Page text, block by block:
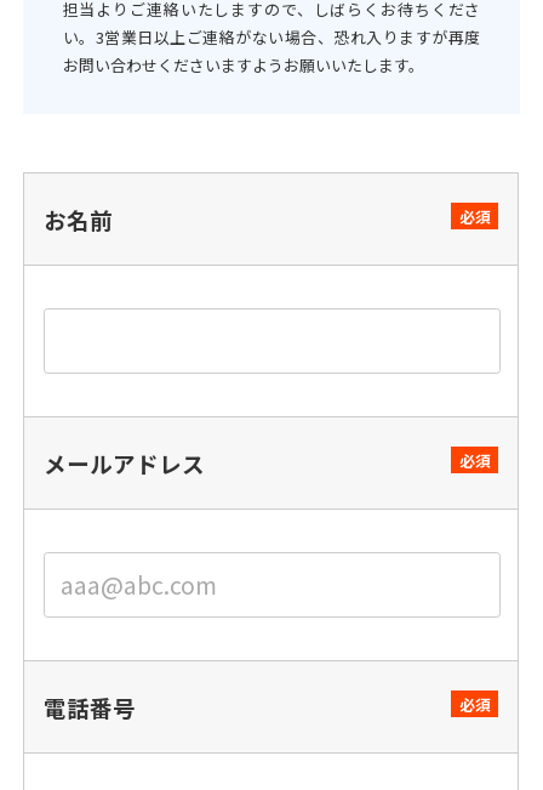
担当よりご連絡いたしますので、しばらくお待ちくださ
い。3営業日以上ご連絡がない場合、恐れ入りますが再度
お問い合わせくださいますようお願いいたします。
お名前 必須
メールアドレス 必須
電話番号 必須